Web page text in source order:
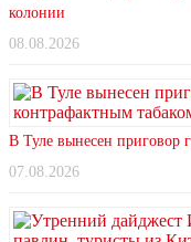
колонии
08.08.2026
В Туле вынесен приговор
07.08.2026